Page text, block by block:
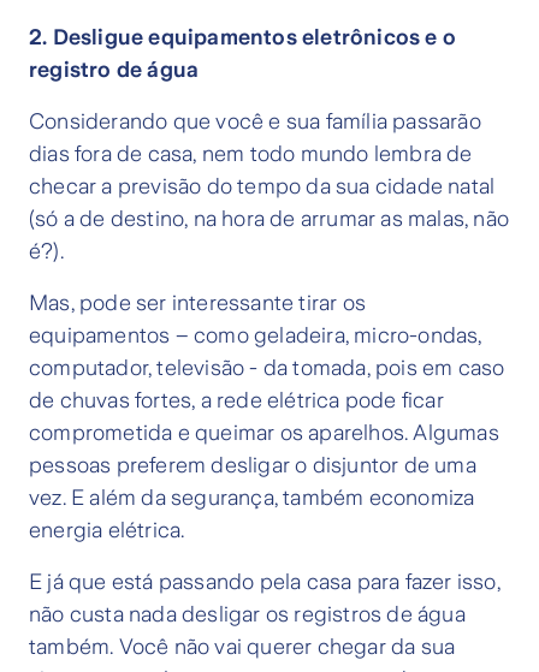
2. Desligue equipamentos eletrônicos e o
registro de água
Considerando que você e sua família passarão
dias fora de casa, nem todo mundo lembra de
checar a previsão do tempo da sua cidade natal
(só a de destino, na hora de arrumar as malas, não
é?).
Mas, pode ser interessante tirar os
equipamentos – como geladeira, micro-ondas,
computador, televisão - da tomada, pois em caso
de chuvas fortes, a rede elétrica pode ficar
comprometida e queimar os aparelhos. Algumas
pessoas preferem desligar o disjuntor de uma
vez. E além da segurança, também economiza
energia elétrica.
E já que está passando pela casa para fazer isso,
não custa nada desligar os registros de água
também. Você não vai querer chegar da sua